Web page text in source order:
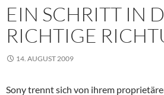
EIN SCHRITT IN
RICHTIGE
14. AUGUST 2009
Sony trennt sich von ihrem